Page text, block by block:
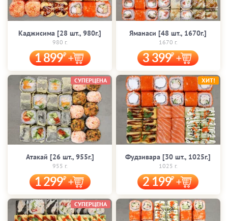
Каджисима [28 шт., 980г.]
980 г.
1 899
Яманаси [48 шт., 1670г.]
1670 г.
3 399
Атакай [26 шт., 955г.]
955 г.
1 299
СУПЕРЦЕНА
Фудзивара [30 шт., 1025г.]
1025 г.
2 199
ХИТ!
СУПЕРЦЕНА